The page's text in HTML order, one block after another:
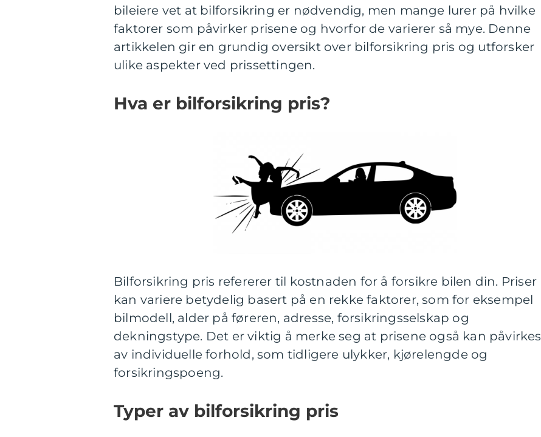
bileiere vet at bilforsikring er nødvendig, men mange lurer på hvilke
faktorer som påvirker prisene og hvorfor de varierer så mye. Denne
artikkelen gir en grundig oversikt over bilforsikring pris og utforsker
ulike aspekter ved prissettingen.
Hva er bilforsikring pris?
Bilforsikring pris refererer til kostnaden for å forsikre bilen din. Priser
kan variere betydelig basert på en rekke faktorer, som for eksempel
bilmodell, alder på føreren, adresse, forsikringsselskap og
dekningstype. Det er viktig å merke seg at prisene også kan påvirkes
av individuelle forhold, som tidligere ulykker, kjørelengde og
forsikringspoeng.
Typer av bilforsikring pris